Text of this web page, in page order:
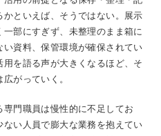
といえば、そうではない。展示
部にすぎず、未整理のまま箱に
資料、保管環境が確保されてい
を語る声が大きくなるほど、そ
がっていく。
門職員は慢性的に不足してお
い人員で膨大な業務を抱えてい